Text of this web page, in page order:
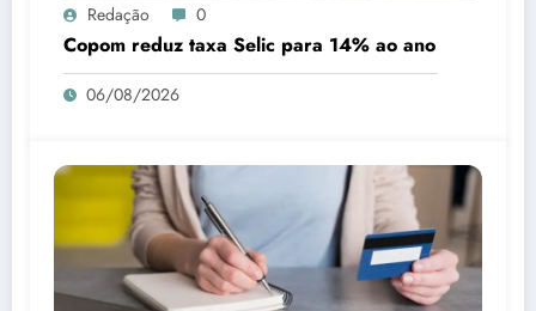
Redação 0
Copom reduz taxa Selic para 14% ao ano
06/08/2026